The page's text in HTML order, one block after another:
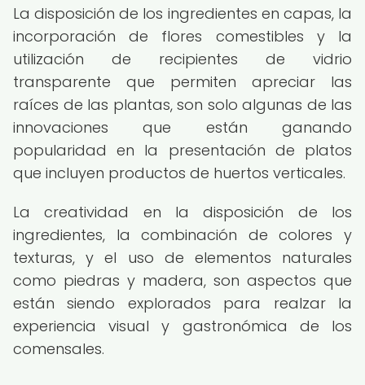
La disposición de los ingredientes en capas, la
incorporación de flores comestibles y la
utilización de recipientes de vidrio
transparente que permiten apreciar las
raíces de las plantas, son solo algunas de las
innovaciones que están ganando
popularidad en la presentación de platos
que incluyen productos de huertos verticales.
La creatividad en la disposición de los
ingredientes, la combinación de colores y
texturas, y el uso de elementos naturales
como piedras y madera, son aspectos que
están siendo explorados para realzar la
experiencia visual y gastronómica de los
comensales.